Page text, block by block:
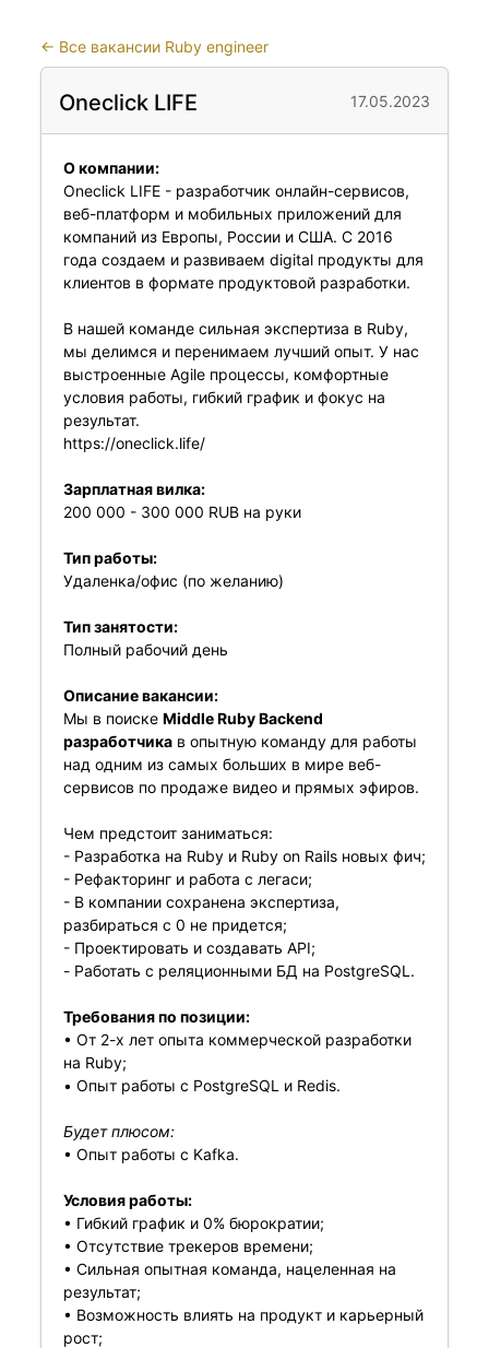
← Все вакансии Ruby engineer
Oneclick LIFE 17.05.2023
О компании:
Oneclick LIFE - разработчик онлайн-сервисов,
веб-платформ и мобильных приложений для
компаний из Европы, России и США. С 2016
года создаем и развиваем digital продукты для
клиентов в формате продуктовой разработки.
В нашей команде сильная экспертиза в Ruby,
мы делимся и перенимаем лучший опыт. У нас
выстроенные Agile процессы, комфортные
условия работы, гибкий график и фокус на
результат.
https://oneclick.life/
Зарплатная вилка:
200 000 - 300 000 RUB на руки
Тип работы:
Удаленка/офис (по желанию)
Тип занятости:
Полный рабочий день
Описание вакансии:
Мы в поиске Middle Ruby Backend
разработчикав опытную команду для работы
над одним из самых больших в мире веб-
сервисов по продаже видео и прямых эфиров.
Чем предстоит заниматься:
- Разработка на Ruby и Ruby on Rails новых фич;
- Рефакторинг и работа с легаси;
- В компании сохранена экспертиза,
разбираться с 0 не придется;
- Проектировать и создавать API;
- Работать с реляционными БД на PostgreSQL.
Требования по позиции:
• От 2-х лет опыта коммерческой разработки
на Ruby;
• Опыт работы с PostgreSQL и Redis.
Будет плюсом:
• Опыт работы с Kafka.
Условия работы:
• Гибкий график и 0% бюрократии;
• Отсутствие трекеров времени;
• Сильная опытная команда, нацеленная на
результат;
• Возможность влиять на продукт и карьерный
рост;